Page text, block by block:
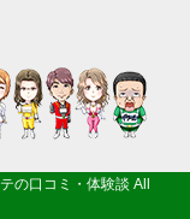
の口コミ・体験談 All